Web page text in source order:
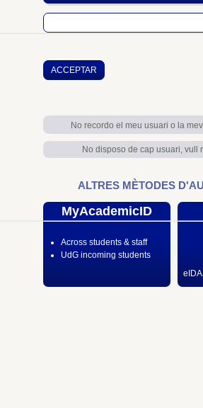
No recordo el meu usuari o la
No disposo de cap usuari, vull
ALTRES MÈTODES
MyAcademicID
Across students & staff
UdG incoming students